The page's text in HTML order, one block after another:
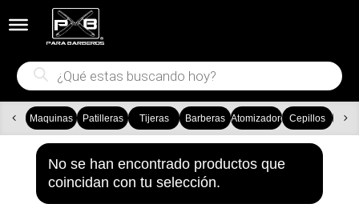
Búsqueda
de
productos
Maquinas Patilleras Tijeras Barberas AtomizadoresCepillos
No se han encontrado productos que
coincidan con tu selección.